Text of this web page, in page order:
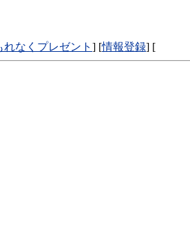
れなくプレゼント ] [情報登録] [